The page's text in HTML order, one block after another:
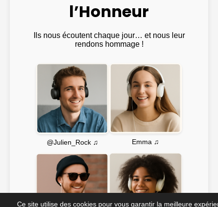
l’Honneur
Ils nous écoutent chaque jour… et nous leur
rendons hommage !
@Julien_Rock ♫ Emma ♫
Ce site utilise des cookies pour vous garantir la meilleure